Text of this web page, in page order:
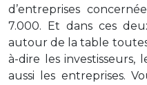
d’entreprises
7.000. Et dans ces
autour de la table toutes
à-dire les investisseurs,
aussi les entreprises.